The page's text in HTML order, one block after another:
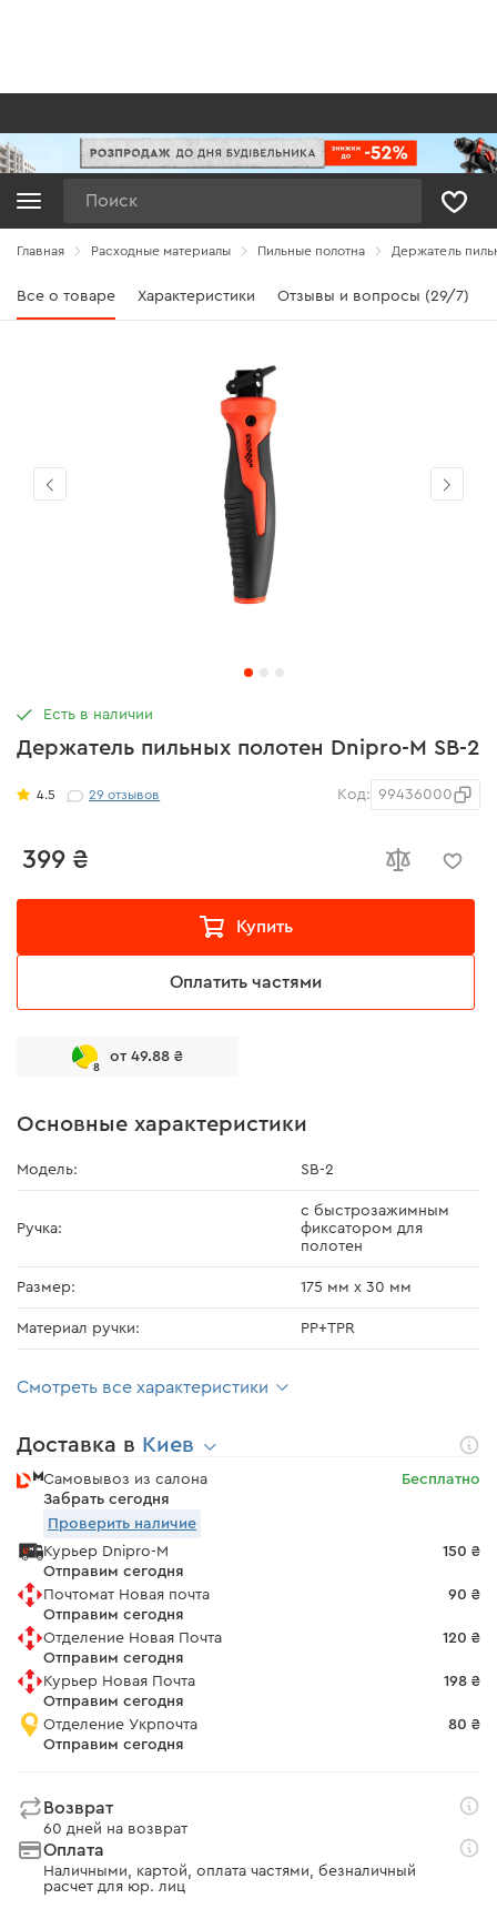
Главная Расходные материалы Пильные полотна Держатель
Все о товаре Характеристики Отзывы и вопросы (29/7)
Держатель пильных полотен Dnipro-M SB-2
4.5 29отзывов Код: 99436000
399 ₴
Купить
Оплатить частями
8
от 49.88 ₴
Есть в наличии
Основные характеристики
Модель: SB-2
Ручка:
с быстрозажимным
фиксатором для
полотен
Размер: 175 мм x 30 мм
Материал ручки: PP+TPR
Смотреть все характеристики
Доставка в Киев
Самовывоз из салона
Забрать сегодня
Бесплатно
Проверить наличие
Курьер Dnipro-M
Отправим сегодня
150 ₴
Почтомат Новая почта
Отправим сегодня
90 ₴
Отделение Новая Почта
Отправим сегодня
120 ₴
Курьер Новая Почта
Отправим сегодня
198 ₴
Отделение Укрпочта
Отправим сегодня
80 ₴
Возврат
60 дней на возврат
Оплата
Наличными, картой, оплата частями, безналичный
расчет для юр. лиц